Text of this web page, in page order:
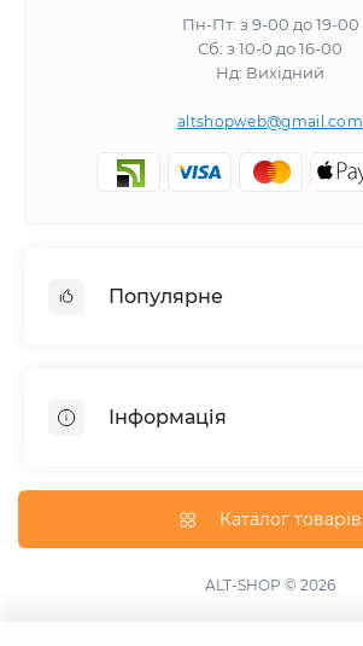
Пн-Пт: з 9-00 до 19-00
Сб: з 10-0 до 16-00
Нд: Вихідний
altshopweb@gmail.com
Популярне
Відпочинок, туризм
Товари для автомобілів
Інформація
Умови повернення
Зворотній зв'язок
Каталог товарів
ALT-SHOP © 2026